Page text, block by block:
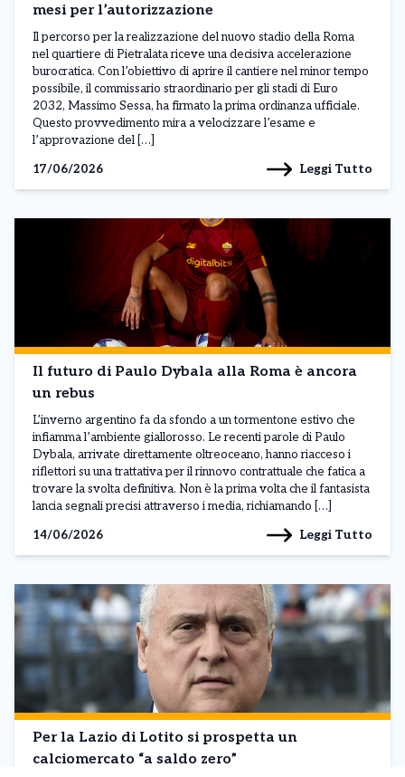
mesi per l’autorizzazione
Il percorso per la realizzazione del nuovo stadio della Roma
nel quartiere di Pietralata riceve una decisiva accelerazione
burocratica. Con l’obiettivo di aprire il cantiere nel minor tempo
possibile, il commissario straordinario per gli stadi di Euro
2032, Massimo Sessa, ha firmato la prima ordinanza ufficiale.
Questo provvedimento mira a velocizzare l’esame e
l’approvazione del […]
17/06/2026
Leggi Tutto
Il futuro di Paulo Dybala alla Roma è ancora
un rebus
L’inverno argentino fa da sfondo a un tormentone estivo che
infiamma l’ambiente giallorosso. Le recenti parole di Paulo
Dybala, arrivate direttamente oltreoceano, hanno riacceso i
riflettori su una trattativa per il rinnovo contrattuale che fatica a
trovare la svolta definitiva. Non è la prima volta che il fantasista
lancia segnali precisi attraverso i media, richiamando […]
14/06/2026
Leggi Tutto
Per la Lazio di Lotito si prospetta un
calciomercato “a saldo zero”